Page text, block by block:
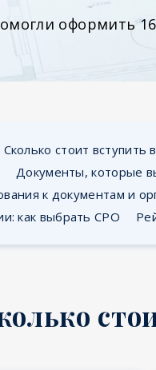
оформить
Сколько стоит вступить
Документы, которые
к документам и
как выбрать СРО